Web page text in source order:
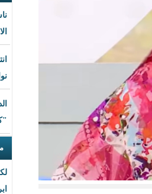
ناشط يهاجم رئيس جهة
الاحتفاء بتنصيب
انتشال جثمان شاب
الدرك يعلن ضبط
"كوش" وتوقيف
مختارات
لكل من تبحث عن حلم
ابروفيسورة تركية